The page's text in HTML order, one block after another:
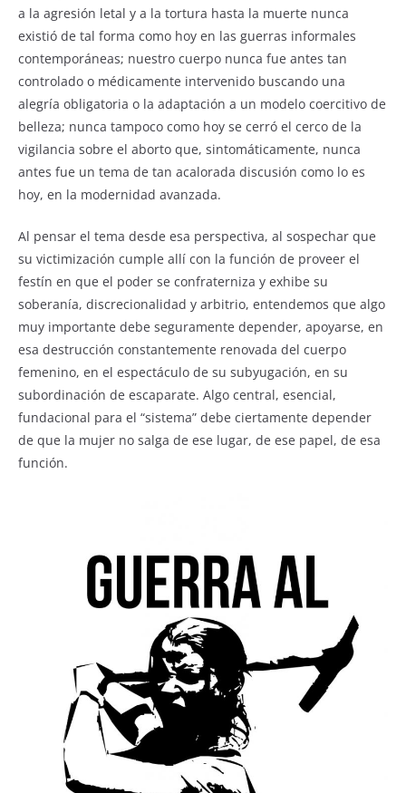
a la agresión letal y a la tortura hasta la muerte nunca
existió de tal forma como hoy en las guerras informales
contemporáneas; nuestro cuerpo nunca fue antes tan
controlado o médicamente intervenido buscando una
alegría obligatoria o la adaptación a un modelo coercitivo de
belleza; nunca tampoco como hoy se cerró el cerco de la
vigilancia sobre el aborto que, sintomáticamente, nunca
antes fue un tema de tan acalorada discusión como lo es
hoy, en la modernidad avanzada.
Al pensar el tema desde esa perspectiva, al sospechar que
su victimización cumple allí con la función de proveer el
festín en que el poder se confraterniza y exhibe su
soberanía, discrecionalidad y arbitrio, entendemos que algo
muy importante debe seguramente depender, apoyarse, en
esa destrucción constantemente renovada del cuerpo
femenino, en el espectáculo de su subyugación, en su
subordinación de escaparate. Algo central, esencial,
fundacional para el “sistema” debe ciertamente depender
de que la mujer no salga de ese lugar, de ese papel, de esa
función.